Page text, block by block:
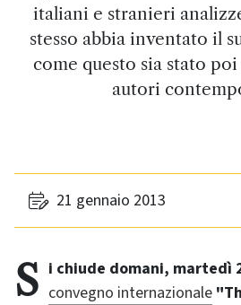
italiani e stranieri
stesso abbia inventato il
come questo sia stato
autori
21 gennaio 2013
Si chiude domani, martedì
convegno internazionale